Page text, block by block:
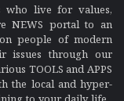
who live for values,
NEWS portal to an
people of modern
issues through our
TOOLS and APPS
the local and hyper-